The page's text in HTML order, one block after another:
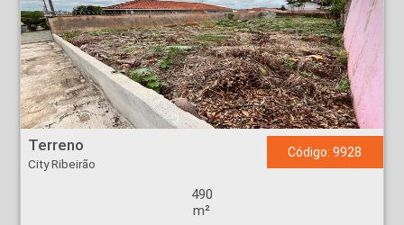
Terreno - City Ribeirão - Ribeirão Preto
Terreno
City Ribeirão
Código: 9928
490
m²